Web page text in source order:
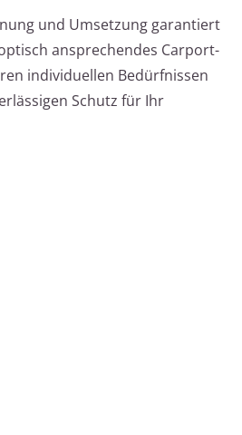
und Umsetzung garantiert
ansprechendes Carport-
individuellen Bedürfnissen
Schutz für Ihr